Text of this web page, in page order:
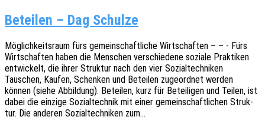
Beteilen – Dag Schulze
Möglich­keits­raum fürs gemein­schaft­li­che Wirt­schaf­ten – – - Fürs
Wirt­schaf­ten haben die Menschen verschie­de­ne sozia­le Prak­ti­ken
entwi­ckelt, die ihrer Struk­tur nach den vier Sozi­al­tech­ni­ken
Tauschen, Kaufen, Schen­ken und Betei­len zuge­ord­net werden
können (siehe Abbil­dung). Betei­len, kurz für Betei­li­gen und Teilen, ist
dabei die einzi­ge Sozi­al­tech­nik mit einer gemein­schaft­li­chen Struk­
tur. Die ande­ren Sozi­al­tech­ni­ken zum…